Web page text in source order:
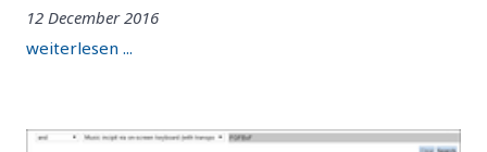
12 December 2016
weiterlesen ...